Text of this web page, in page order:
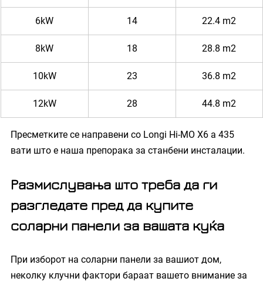
6kW 14 22.4 m2
8kW 18 28.8 m2
10kW 23 36.8 m2
12kW 28 44.8 m2
Пресметките се направени со Longi Hi-MO X6 a 435
вати што е наша препорака за станбени инсталации.
Размислувања што треба да ги
разгледате пред да купите
соларни панели за вашата куќа
При изборот на соларни панели за вашиот дом,
неколку клучни фактори бараат вашето внимание за